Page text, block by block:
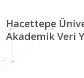
Hacettepe
Akademik Veri